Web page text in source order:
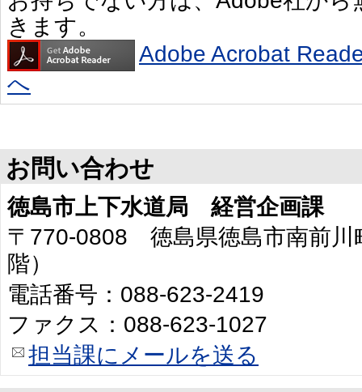
きます。
Adobe Acrobat
へ
お問い合わせ
徳島市上下水道局 経営企画課
〒770-0808 徳島県徳島市南前川
階）
電話番号：088-623-2419
ファクス：088-623-1027
担当課にメールを送る